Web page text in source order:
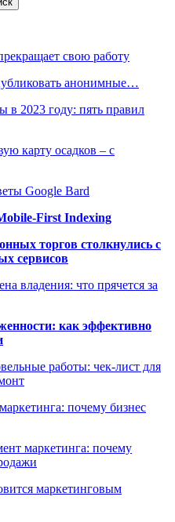
свою работу
анонимные…
в 2023 году: пять правил
карту осадков – с
Google Bard
First Indexing
торгов столкнулись с
сервисов
владения: что прячется за
как эффективно
работы: чек-лист для
почему бизнес
маркетинга: почему
маркетинговым